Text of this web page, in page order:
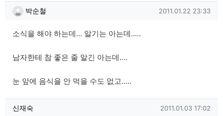
박순철님의 댓글
박순철 작성일
2011.01.22 23:33
소식을 해야 하는데... 알기는 아는데.....
남자한테 참 좋은 줄 알긴 아는데....
눈 앞에 음식을 안 먹을 수도 없고.....
신재숙님의 댓글
신재숙 작성일
2011.01.03 17:02